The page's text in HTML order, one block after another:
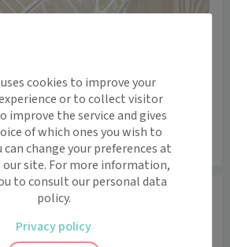
Leaflet|© OpenStreetMapcontributors
les enfants et les adultes de
types de soins médicaux généraux
cookies to improve your
or to collect visitor
improve the service and gives
of which ones you wish to
can change your preferences at
site. For more information,
to consult our personal data
policy.
Privacy policy